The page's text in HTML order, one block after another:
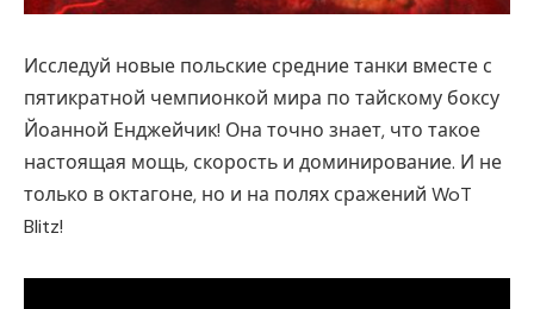
Исследуй новые польские средние танки вместе с
пятикратной чемпионкой мира по тайскому боксу
Йоанной Енджейчик! Она точно знает, что такое
настоящая мощь, скорость и доминирование. И не
только в октагоне, но и на полях сражений WoT
Blitz!